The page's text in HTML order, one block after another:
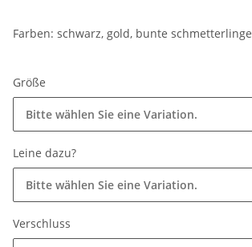
Farben: schwarz, gold, bunte schmetterlinge
Größe
Bitte wählen Sie eine Variation.
Leine dazu?
Bitte wählen Sie eine Variation.
Verschluss